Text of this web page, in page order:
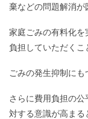
棄などの問題解消が
家庭ごみの有料化を
負担していただくこ
ごみの発生抑制にも
さらに費用負担の
対する意識が高まる